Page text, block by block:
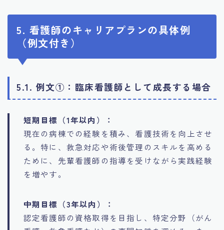
5. 看護師のキャリアプランの具体例
（例文付き）
5.1. 例文①：臨床看護師として成長する場合
短期目標（1年以内）：
現在の病棟での経験を積み、看護技術を向上させ
る。特に、救急対応や術後管理のスキルを高める
ために、先輩看護師の指導を受けながら実践経験
を増やす。
中期目標（3年以内）：
認定看護師の資格取得を目指し、特定分野（がん